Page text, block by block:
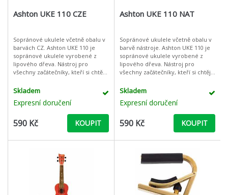
Ashton UKE 110 CZE
Sopránové ukulele včetně obalu v
barvách CZ. Ashton UKE 110 je
sopránové ukulele vyrobené z
lipového dřeva. Nástroj pro
všechny začátečníky, kteří si chtějí
pokročilé hráče jako napřík
Skladem
Expresní doručení
590 Kč KOUPIT
Ashton UKE 110 NAT
Sopránové ukulele včetně obalu v
barvě nástroje. Ashton UKE 110 je
sopránové ukulele vyrobené z
lipového dřeva. Nástroj pro
všechny začátečníky, kteří si chtějí
pokročilé hráče jako na
Skladem
Expresní doručení
590 Kč KOUPIT